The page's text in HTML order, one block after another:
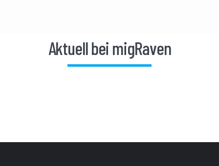
Aktuell bei migRaven